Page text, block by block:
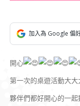
加入為 Google 偏
開心
第一次的桌遊活動大大
夥伴們都好開心的一起